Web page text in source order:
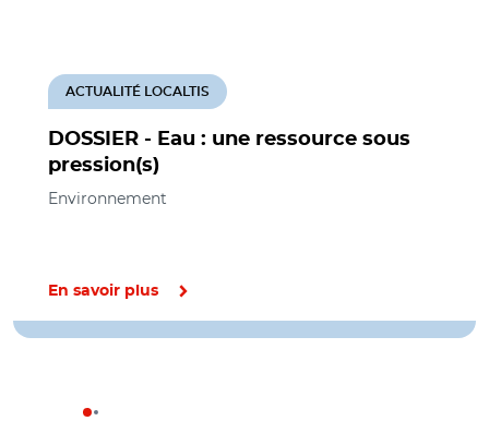
DOSSIER - Eau : une ressource sous
pression(s)
ACTUALITÉ LOCALTIS
Environnement
En savoir plus